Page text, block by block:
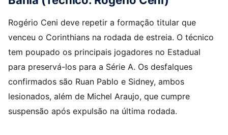
Rogério Ceni deve repetir a formação titular que
venceu o Corinthians na rodada de estreia. O técnico
tem poupado os principais jogadores no Estadual
para preservá-los para a Série A. Os desfalques
confirmados são Ruan Pablo e Sidney, ambos
lesionados, além de Michel Araujo, que cumpre
suspensão após expulsão na última rodada.